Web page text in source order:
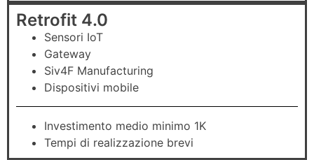
Retrofit 4.0
Sensori IoT
Gateway
Siv4F Manufacturing
Dispositivi mobile
Investimento medio minimo 1K
Tempi di realizzazione brevi